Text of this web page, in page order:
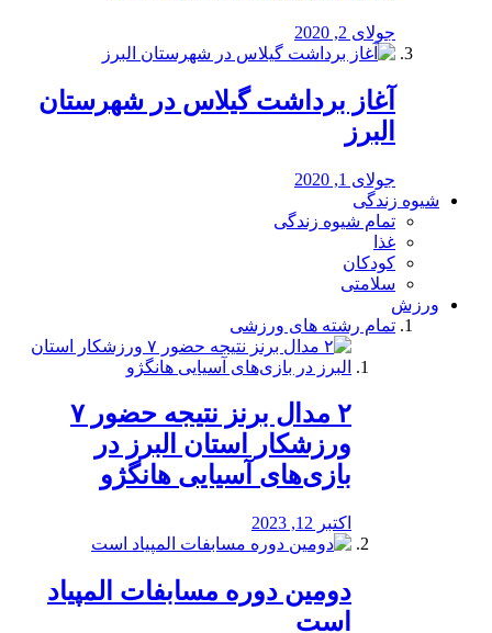
جولای 2, 2020
آغاز برداشت گیلاس در شهرستان
البرز
جولای 1, 2020
شیوه زندگی
تمام شیوه زندگی
غذا
کودکان
سلامتی
ورزش
تمام رشته های ورزشی
۲ مدال برنز نتیجه حضور ۷
ورزشکار استان البرز در
بازی‌های آسیایی هانگژو
اکتبر 12, 2023
دومین دوره مسابفات المپیاد
است